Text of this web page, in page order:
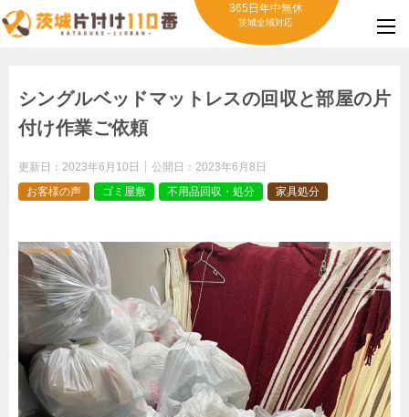
365日年中無休
茨城全域対応
シングルベッドマットレスの回収と部屋の片
付け作業ご依頼
更新日： 2023年6月10日 公開日： 2023年6月8日
お客様の声
ゴミ屋敷 不用品回収・処分 家具処分